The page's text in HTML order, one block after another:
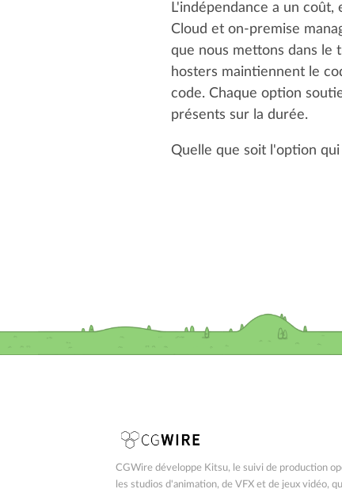
L'indépendance a un
Cloud et on-premise
que nous mettons dans le
hosters maintiennent le
code. Chaque option
présents sur la durée.
Quelle que soit l'option
CGWire développe Kitsu, le suivi de production
les studios d'animation, de VFX et de jeux vidéo,